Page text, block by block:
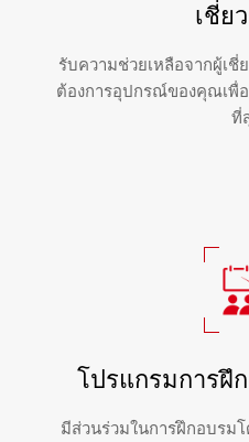
เชี่ย
รับความช่วยเหลือจากผู้เ
ต้องการอุปกรณ์ของคุณเพื่
ที่
โปรแกรมการฝึ
มีส่วนร่วมในการฝึกอบรม